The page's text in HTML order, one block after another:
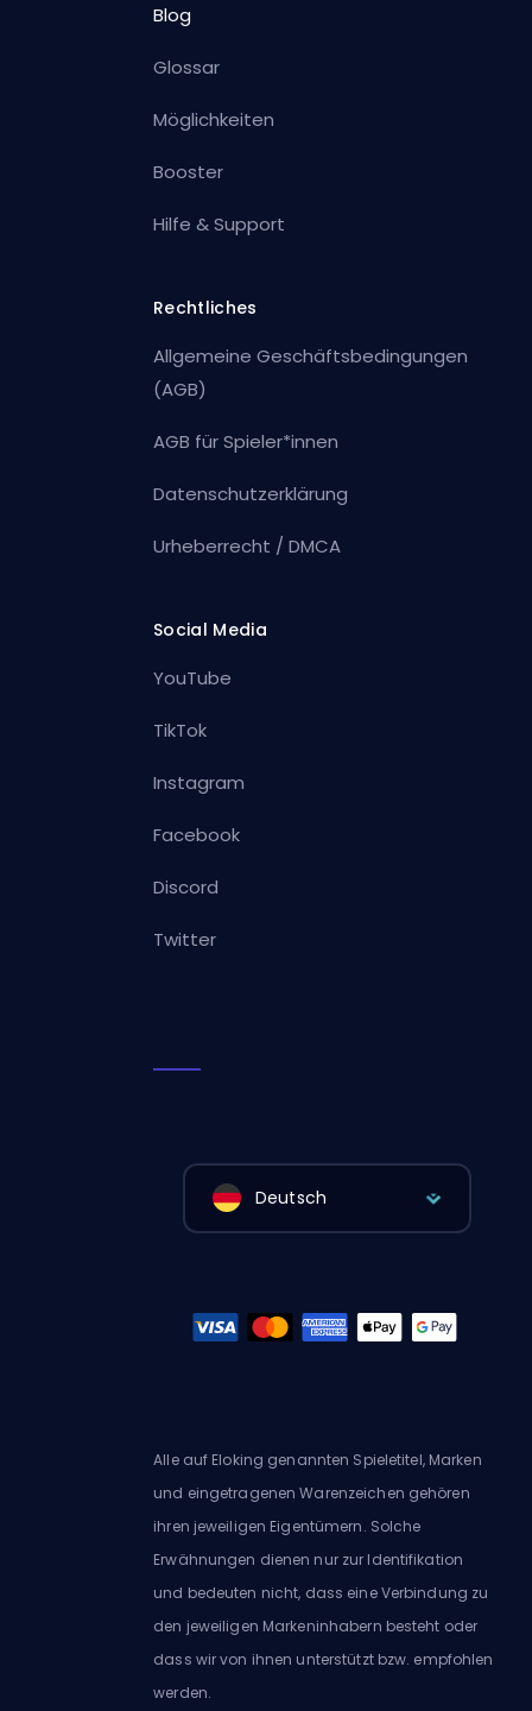
Blog
Glossar
Möglichkeiten
Booster
Hilfe & Support
Rechtliches
Allgemeine Geschäftsbedingungen
(AGB)
AGB für Spieler*innen
Datenschutzerklärung
Urheberrecht / DMCA
Social Media
YouTube
TikTok
Instagram
Facebook
Discord
Twitter
Deutsch
Alle auf Eloking genannten Spieletitel, Marken
und eingetragenen Warenzeichen gehören
ihren jeweiligen Eigentümern. Solche
Erwähnungen dienen nur zur Identifikation
und bedeuten nicht, dass eine Verbindung zu
den jeweiligen Markeninhabern besteht oder
dass wir von ihnen unterstützt bzw. empfohlen
werden.